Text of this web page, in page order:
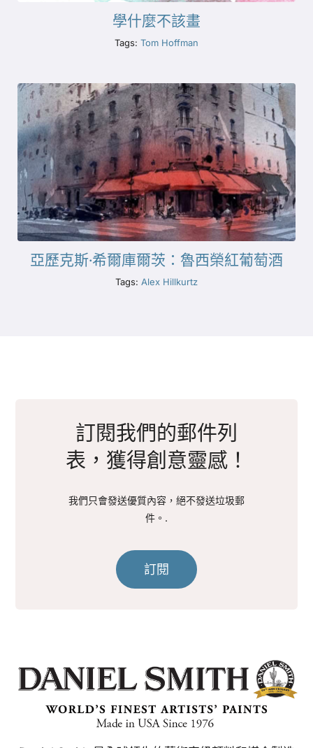
學什麼不該畫
Tags: Tom Hoffman
亞歷克斯·希爾庫爾茨：魯西榮紅葡萄酒
Tags: Alex Hillkurtz
訂閱我們的郵件列
表，獲得創意靈感！
我們只會發送優質內容，絕不發送垃圾郵
件。.
訂閱